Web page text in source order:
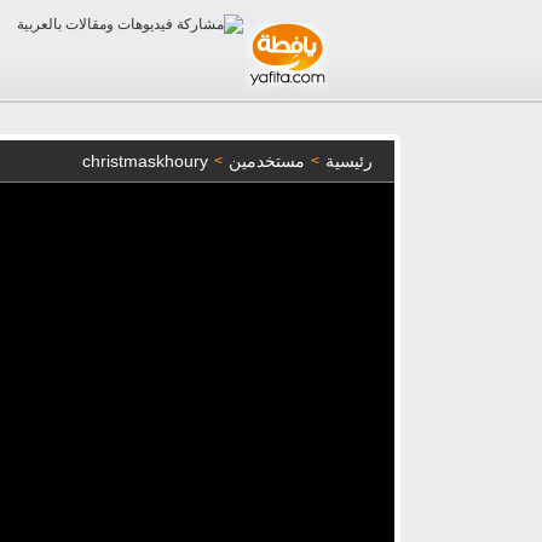
رئيسية > مستخدمين >
christmaskhoury